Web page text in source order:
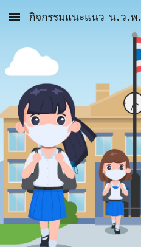
Skip to main content
กิจกรรมแนะแนว น.ว.พ.